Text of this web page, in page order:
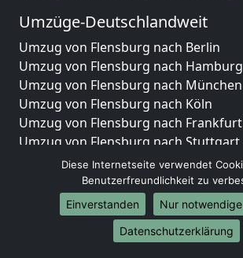
Umzüge-Deutschlandweit
Umzug von Flensburg nach Berlin
Umzug von Flensburg nach Hamburg
Umzug von Flensburg nach München
Umzug von Flensburg nach Köln
Umzug von Flensburg nach
Umzug von Flensburg nach Stuttgart
Umzug von Flensburg nach
Umzug von Flensburg nach Leipzig
Umzug von Flensburg nach
Umzug von Flensburg nach Essen
Umzug von Flensburg nach Bremen
Diese Internetseite verwendet
Benutzerfreundlichkeit zu
Einverstanden
Nur
Datenschutzerklärung